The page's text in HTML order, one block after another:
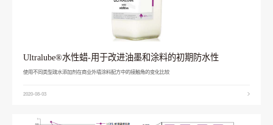
Ultralube®水性蜡-用于改进油墨和涂料的初期防水性
使用不同类型疏水添加剂在商业外墙涂料配方中的接触角的变化比较
2020-08-03